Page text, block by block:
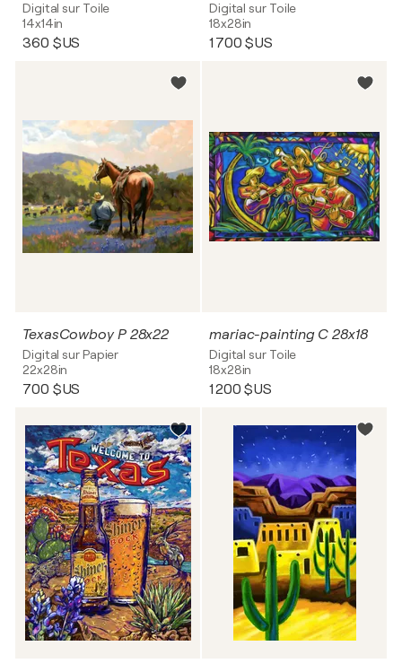
Digital sur Toile
14x14in
360 $US
Digital sur Toile
18x28in
1 700 $US
TexasCowboy P 28x22
Digital sur Papier
22x28in
700 $US
mariac-painting C 28x18
Digital sur Toile
18x28in
1 200 $US